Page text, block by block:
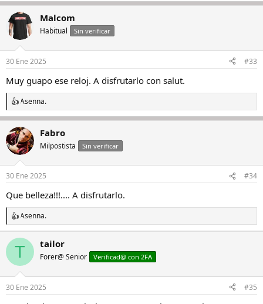
c
c
i
e
:
Malcom
Habitual Sin verificar
30 Ene 2025 #33
Muy guapo ese reloj. A disfrutarlo con salut.
R
e
a
c
c
i
e
:
Asenna.
Fabro
Milpostista Sin verificar
30 Ene 2025 #34
Que belleza!!!.... A disfrutarlo.
R
e
a
o
n
e
Asenna.
T tailor
Forer@ Senior Verificad@ con 2FA
30 Ene 2025 #35